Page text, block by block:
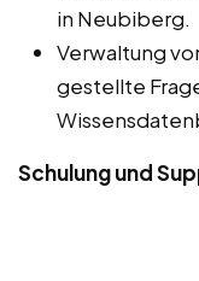
in Neubiberg.
Verwaltung
gestellte
Schulung und